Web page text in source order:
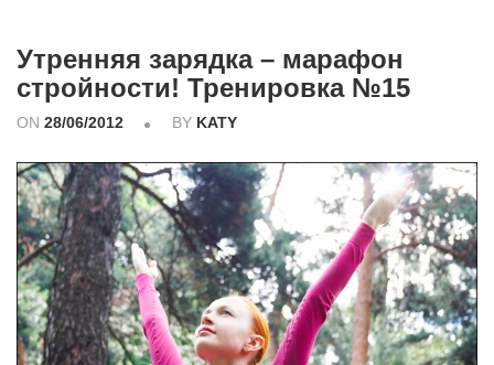
Утренняя зарядка – марафон
стройности! Тренировка №15
ON 28/06/2012 BY KATY